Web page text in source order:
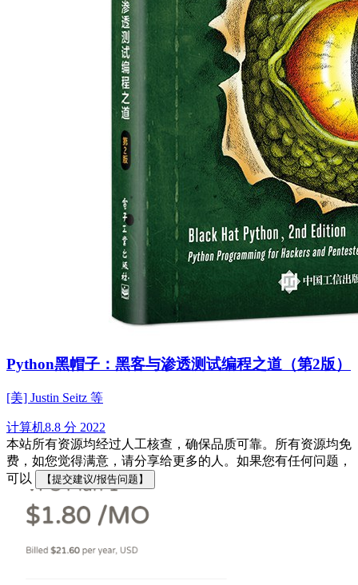
Python黑帽子：黑客与渗透测试编程之道（第2版）
[美] Justin Seitz 等
计算机8.8 分 2022
本站所有资源均经过人工核查，确保品质可靠。所有资源均免
费，如您觉得满意，请分享给更多的人。如果您有任何问题，
可以
【提交建议/报告问题】